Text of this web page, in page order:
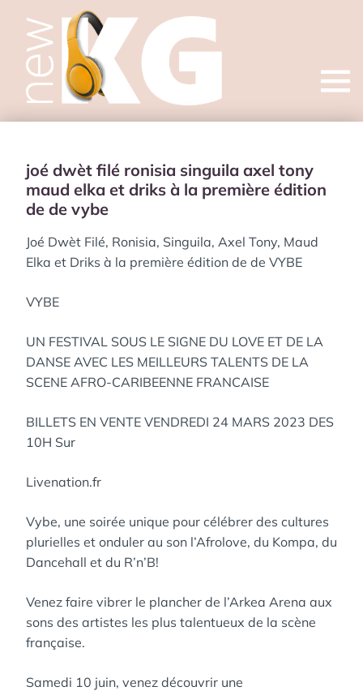
Open
joé dwèt filé ronisia singuila axel tony
maud elka et driks à la première édition
de de vybe
Joé Dwèt Filé, Ronisia, Singuila, Axel Tony, Maud
Elka et Driks à la première édition de de VYBE
VYBE
UN FESTIVAL SOUS LE SIGNE DU LOVE ET DE LA
DANSE AVEC LES MEILLEURS TALENTS DE LA
SCENE AFRO-CARIBEENNE FRANCAISE
BILLETS EN VENTE VENDREDI 24 MARS 2023 DES
10H Sur
Livenation.fr
Vybe, une soirée unique pour célébrer des cultures
plurielles et onduler au son l’Afrolove, du Kompa, du
Dancehall et du R’n’B!
Venez faire vibrer le plancher de l’Arkea Arena aux
sons des artistes les plus talentueux de la scène
française.
Samedi 10 juin, venez découvrir une